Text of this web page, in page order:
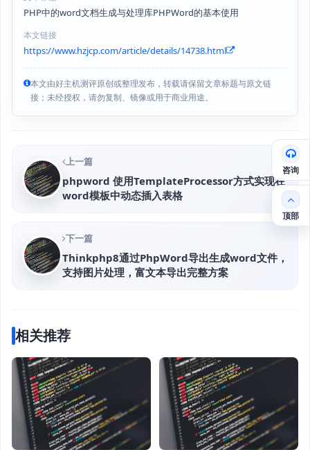
PHP中的word文档生成与处理库PHPWord的基本使用
本文链接
https://www.hzjcp.com/article/details/14738.html
本文由好主机测评原创或整理发布，转载请保留文章标题与原文链
接；未经授权，请勿复制、镜像或用于商业用途。
上一篇
phpword 使用TemplateProcessor方式实现在
word模板中动态插入表格
下一篇
Thinkphp8通过PhpWord导出生成word文件，
支持图片处理，富文本导出完整方案
相关推荐
咨询
顶部